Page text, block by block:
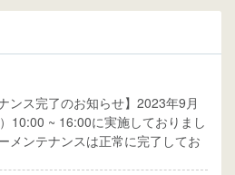
ンス完了のお知らせ】2023年9月
10:00 ~ 16:00に実施しておりまし
メンテナンスは正常に完了してお